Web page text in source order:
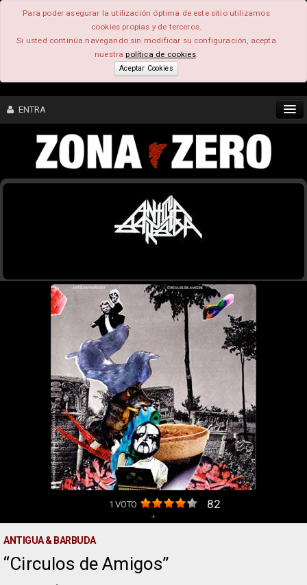
Para poder asegurar la utilización óptima de este sitio utilizamos
cookies propias y de terceros.
Si usted continúa navegando sin modificar su configuración, acepta
nuestrapolítica de cookies.
Aceptar Cookies
ENTRA
CONTENIDO
1 VOTO 82
+
ANTIGUA & BARBUDA
Circulos de Amigos